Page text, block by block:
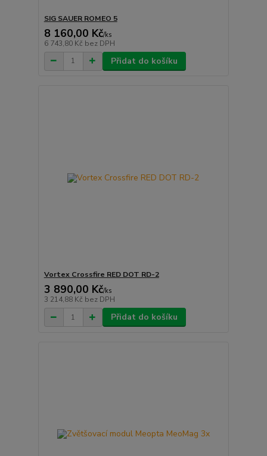
SIG SAUER ROMEO 5
8 160,00 Kč/ks
6 743,80 Kč bez DPH
Přidat do košíku
Vortex Crossfire RED DOT RD-2
3 890,00 Kč/ks
3 214,88 Kč bez DPH
Přidat do košíku